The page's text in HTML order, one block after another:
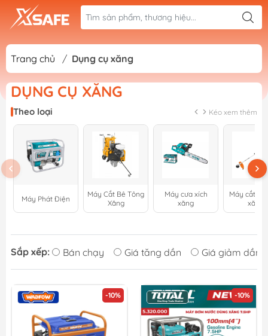
Trang chủ / Dụng cụ xăng
DỤNG CỤ XĂNG
Theo loại Kéo xem thêm
Máy Phát Điện
Máy Cắt Bê Tông
Xăng
Máy cưa xích
xăng
Máy cắt cỏ
xăng
Sắp xếp: Bán chạy Giá tăng dần Giá giảm dần
-10% -10%